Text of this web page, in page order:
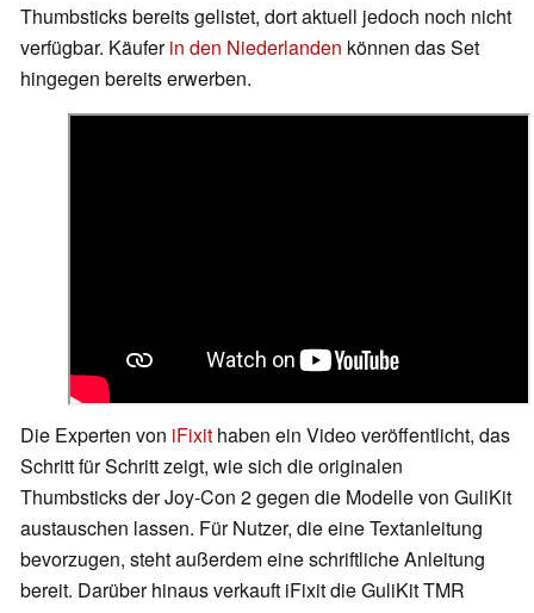
Thumbsticks bereits gelistet, dort aktuell jedoch noch nicht
verfügbar. Käuferin den Niederlanden können das Set
hingegen bereits erwerben.
Die Experten von iFixit haben ein Video veröffentlicht, das
Schritt für Schritt zeigt, wie sich die originalen
Thumbsticks der Joy-Con 2 gegen die Modelle von GuliKit
austauschen lassen. Für Nutzer, die eine Textanleitung
bevorzugen, steht außerdem eine schriftliche Anleitung
bereit. Darüber hinaus verkauft iFixit die GuliKit TMR